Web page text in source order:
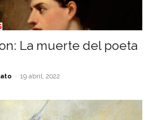
Hoy
La muerte del poeta
- 19 abril, 2022